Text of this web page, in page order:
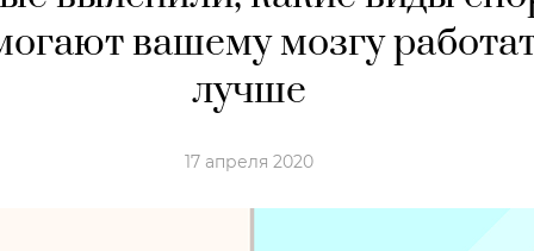
вашему мозгу
лучше
17 апреля 2020